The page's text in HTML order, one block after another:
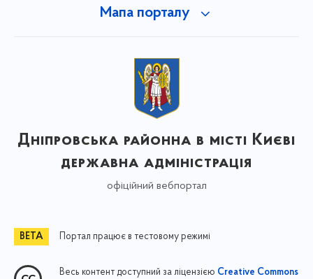
Мапа порталу
Дніпровська районна в місті Києві
державна адміністрація
офіційний вебпортал
Портал працює в тестовому режимі
Весь контент доступний за ліцензією Creative Commons